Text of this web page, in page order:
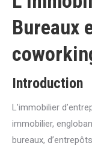
Bureaux
Introduction
L’immobilier
immobilier,
bureaux,